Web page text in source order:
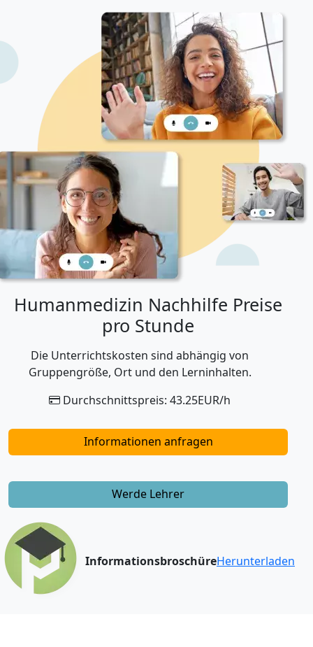
Humanmedizin Nachhilfe Preise
pro Stunde
Die Unterrichtskosten sind abhängig von
Gruppengröße, Ort und den Lerninhalten.
Durchschnittspreis: 43.25EUR/h
Informationen anfragen
Werde Lehrer
InformationsbroschüreHerunterladen